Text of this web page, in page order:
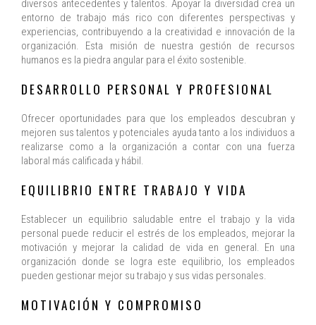
diversos antecedentes y talentos. Apoyar la diversidad crea un
entorno de trabajo más rico con diferentes perspectivas y
experiencias, contribuyendo a la creatividad e innovación de la
organización. Esta misión de nuestra gestión de recursos
humanos es la piedra angular para el éxito sostenible.
DESARROLLO PERSONAL Y PROFESIONAL
Ofrecer oportunidades para que los empleados descubran y
mejoren sus talentos y potenciales ayuda tanto a los individuos a
realizarse como a la organización a contar con una fuerza
laboral más calificada y hábil.
EQUILIBRIO ENTRE TRABAJO Y VIDA
Establecer un equilibrio saludable entre el trabajo y la vida
personal puede reducir el estrés de los empleados, mejorar la
motivación y mejorar la calidad de vida en general. En una
organización donde se logra este equilibrio, los empleados
pueden gestionar mejor su trabajo y sus vidas personales.
MOTIVACIÓN Y COMPROMISO